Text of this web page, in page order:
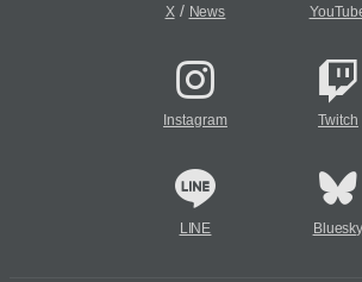
X/ News
Instagram Twitch
LINE Bluesky